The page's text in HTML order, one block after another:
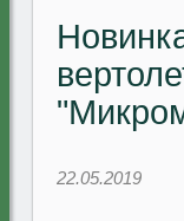
22.05.2019